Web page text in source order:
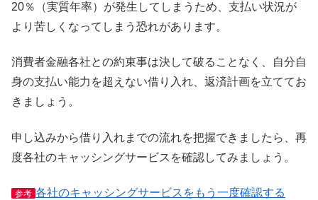
20％（実質年率）が発生してしまうため、支払い状況が
より苦しくなってしまう恐れがあります。
消費者金融各社との約束事は決して破ることなく、自分自
身の支払い能力を超えない借り入れ、返済計画を立ててお
きましょう。
申し込みから借り入れまでの流れを把握できましたら、再
度各社のキャッシングサービスを確認してみましょう。
参考 各社のキャッシングサービスをもう一度確認する